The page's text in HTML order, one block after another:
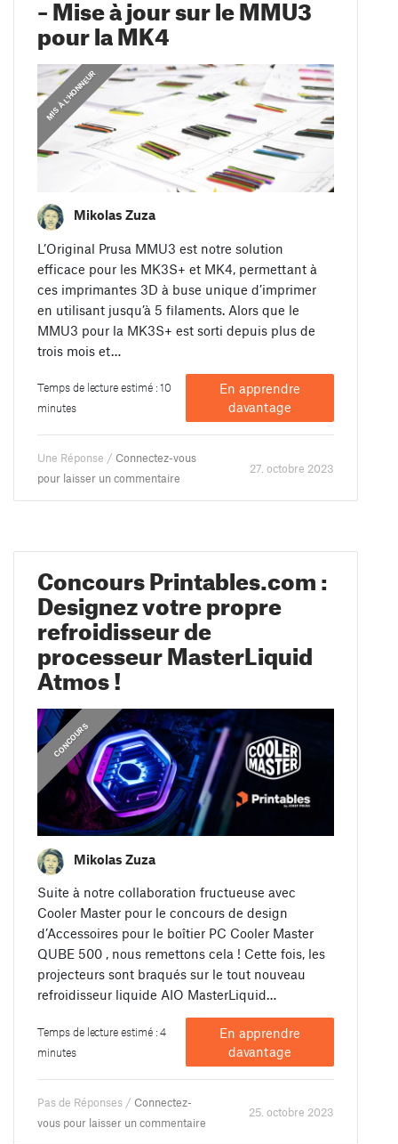
– Mise à jour sur le MMU3
pour la MK4
ANNONCES
,
MIS À L'HONNEUR
Mikolas Zuza
L’Original Prusa MMU3 est notre solution
efficace pour les MK3S+ et MK4, permettant à
ces imprimantes 3D à buse unique d’imprimer
en utilisant jusqu’à 5 filaments. Alors que le
MMU3 pour la MK3S+ est sorti depuis plus de
trois mois et…
Temps de lecture estimé : 10
minutes
En apprendre
davantage
Une Réponse / Connectez-vous
pour laisser un commentaire
27. octobre 2023
Concours Printables.com :
Designez votre propre
refroidisseur de
processeur MasterLiquid
Atmos !
CONCOURS
Mikolas Zuza
Suite à notre collaboration fructueuse avec
Cooler Master pour le concours de design
d’Accessoires pour le boîtier PC Cooler Master
QUBE 500 , nous remettons cela ! Cette fois, les
projecteurs sont braqués sur le tout nouveau
refroidisseur liquide AIO MasterLiquid…
Temps de lecture estimé : 4
minutes
En apprendre
davantage
Pas de Réponses / Connectez-
vous pour laisser un commentaire
25. octobre 2023